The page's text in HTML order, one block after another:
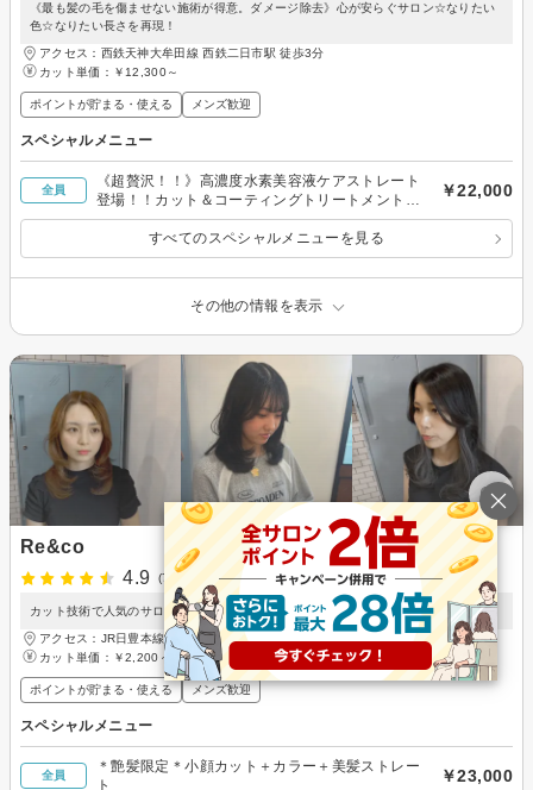
《最も髪の毛を傷ませない施術が得意。ダメージ除去》心が安らぐサロン☆なりたい
色☆なりたい長さを再現！
アクセス：西鉄天神大牟田線 西鉄二日市駅 徒歩3分
カット単価： ￥12,300～
ポイントが貯まる・使える メンズ歓迎
スペシャルメニュー
全員
《超贅沢！！》高濃度水素美容液ケアストレート
登場！！カット＆コーティングトリートメント込
み
￥22,000
すべてのスペシャルメニューを見る
その他の情報を表示
Re&co
4.9
(7件)
カット技術で人気のサロン。個室完備でお子様連れOK。駐車場とカード利用可能。
アクセス：JR日豊本線 下曽根駅 徒歩15分
カット単価： ￥2,200～
ポイントが貯まる・使える メンズ歓迎
スペシャルメニュー
全員
＊艶髪限定＊小顔カット＋カラー＋美髪ストレー
ト
￥23,000